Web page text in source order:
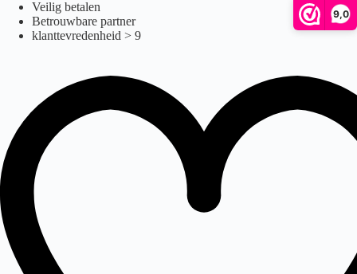
9,0
acre
naar
Veilig betalen
Betrouwbare partner
klanttevredenheid > 9